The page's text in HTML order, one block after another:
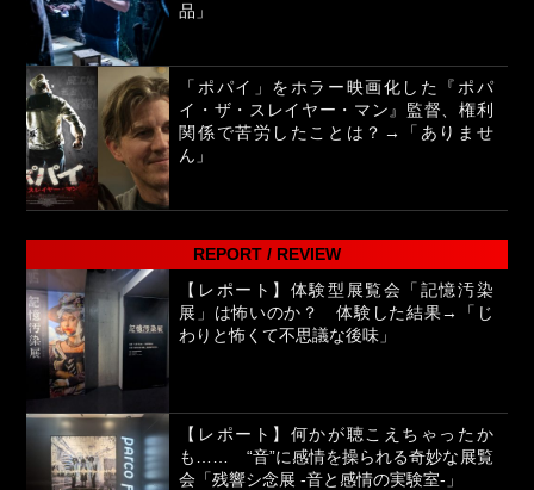
品」
「ポパイ」をホラー映画化した『ポパ
イ・ザ・スレイヤー・マン』監督、権利
関係で苦労したことは？→「ありませ
ん」
REPORT / REVIEW
【レポート】体験型展覧会「記憶汚染
展」は怖いのか？ 体験した結果→「じ
わりと怖くて不思議な後味」
【レポート】何かが聴こえちゃったか
も…… “音”に感情を操られる奇妙な展覧
会「残響シ念展 -⾳と感情の実験室-」